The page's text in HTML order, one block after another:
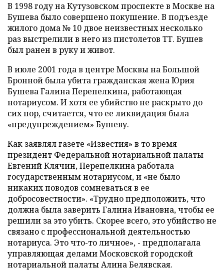
В 1998 году на Кутузовском проспекте в Москве на
Бушева было совершено покушение. В подъезде
жилого дома № 10 двое неизвестных несколько
раз выстрелили в него из пистолетов ТТ. Бушев
был ранен в руку и живот.
В июле 2001 года в центре Москвы на Большой
Бронной была убита гражданская жена Юрия
Бушева Галина Перепелкина, работающая
нотариусом. И хотя ее убийство не раскрыто до
сих пор, считается, что ее ликвидация была
«предупреждением» Бушеву.
Как заявлял газете «Известия» в то время
президент Федеральной нотариальной палаты
Евгений Клячин, Перепелкина работала
государственным нотариусом, и «не было
никаких поводов сомневаться в ее
добросовестности». «Трудно предположить, что
должна была заверить Галина Ивановна, чтобы ее
решили за это убить. Скорее всего, это убийство не
связано с профессиональной деятельностью
нотариуса. Это что-то личное», - предполагала
управляющая делами Московской городской
нотариальной палаты Алина Белявская.